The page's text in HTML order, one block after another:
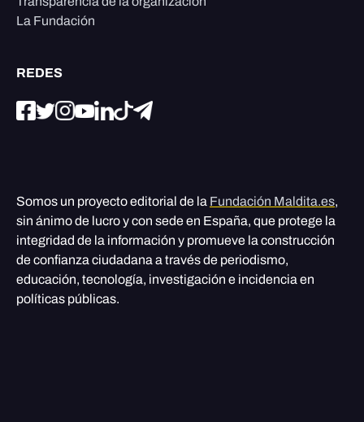
La Fundación
REDES
Somos un proyecto editorial de la Fundación Maldita.es,
sin ánimo de lucro y con sede en España, que protege la
integridad de la información y promueve la construcción
de confianza ciudadana a través de periodismo,
educación, tecnología, investigación e incidencia en
políticas públicas.